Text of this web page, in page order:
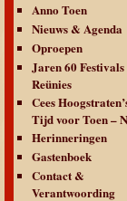
Anno Toen
Nieuws & Agenda
Oproepen
Jaren 60
Reünies
Cees
Tijd voor Toen –
Herinneringen
Gastenboek
Contact &
Verantwoording